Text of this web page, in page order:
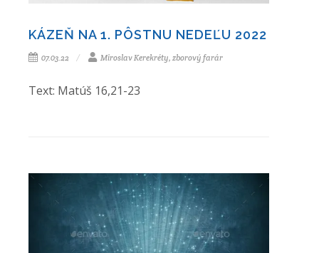
KÁZEŇ NA 1. PÔSTNU NEDEĽU 2022
07.03.22 Miroslav Kerekréty, zborový farár
Text: Matúš 16,21-23